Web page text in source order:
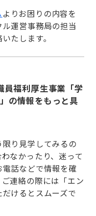
よりお困りの内容を
運営事務局の担当
たします。
員福利厚生事業「学
の情報をもっと具
り見学してみるの
なかったり、迷って
話などで情報を確
連絡の際には「エン
けるとスムーズで